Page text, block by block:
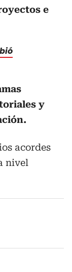
e
y
acordes
nivel